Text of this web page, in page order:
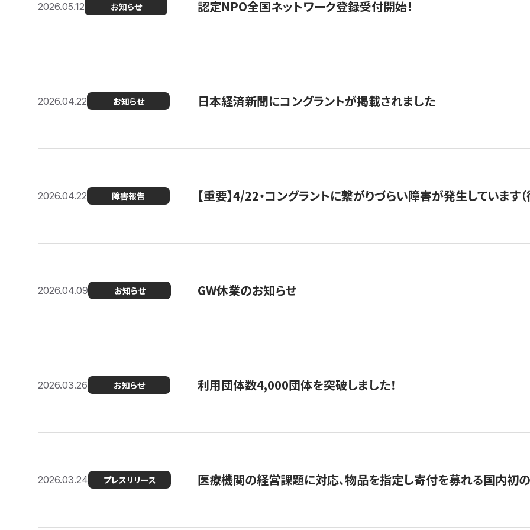
2026.05.12 お知らせ 認定NPO全国ネットワーク登録受付開始！
2026.04.22 お知らせ 日本経済新聞にコングラントが掲載されました
2026.04.22 障害報告 【重要】4/22・コングラントに繋がりづらい障害が発生しています（
2026.04.09 お知らせ GW休業のお知らせ
2026.03.26 お知らせ 利用団体数4,000団体を突破しました！
2026.03.24 プレスリリース 医療機関の経営課題に対応、物品を指定し寄付を募れる国内初の